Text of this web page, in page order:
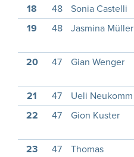
18
48 Sonia Castelli
19
48 Jasmina Müller
20
47 Gian Wenger
21
47 Ueli Neukomm
22
47 Gion Kuster
23
47
Thomas